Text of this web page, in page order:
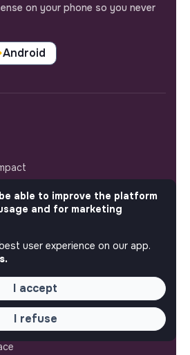
on your phone so you never
Android
able to improve the platform
and for marketing
user experience on our app.
I accept
I refuse